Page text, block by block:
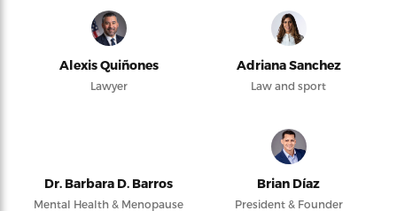
Alexis Quiñones
Lawyer
Adriana Sanchez
Law and sport
Dr. Barbara D. Barros
Mental Health & Menopause
Brian Díaz
President & Founder